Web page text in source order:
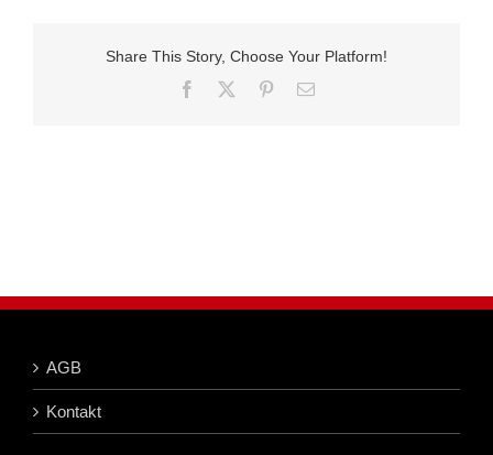
Share This Story, Choose Your Platform!
Facebook
Pinterest
E-
AGB
Kontakt